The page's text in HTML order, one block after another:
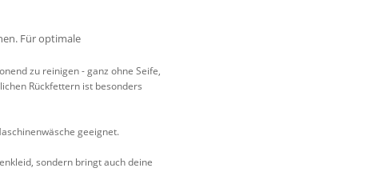
Für optimale
zu reinigen - ganz ohne Seife,
Rückfettern ist besonders
geeignet.
sondern bringt auch deine